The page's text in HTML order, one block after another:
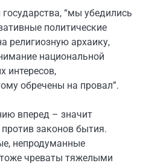
“мы убедились
политические
религиозную архаику,
национальной
интересов,
обречены на провал”.
вперед – значит
законов бытия.
непродуманные
чреваты тяжелыми